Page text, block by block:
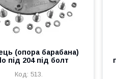
(опора барабана)
під 204 під болт
513.